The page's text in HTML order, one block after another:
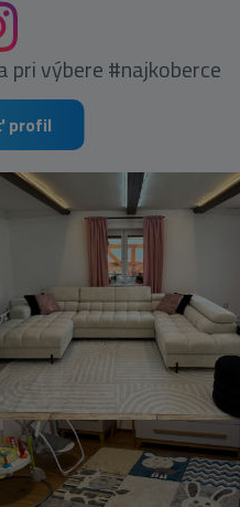
pri výbere #najkoberce
profil